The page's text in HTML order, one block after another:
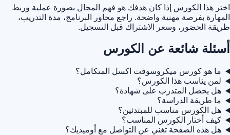
اختر هذا الكورس إذا كان هدفك هو فهم المجال بصورة عملية وربط
المهارة بفرصة مهنية واضحة. راجع محاور البرنامج، مدة التدريب،
طريقة الحضور، وسعر الاشتراك قبل التسجيل.
أسئلة شائعة عن الكورس
ما هو كورس ميكروسوفت اكسل المتكامل؟
لمن يناسب هذا الكورس؟
هل يحصل المتدرب على شهادة؟
ما طريقة الدراسة؟
هل الكورس مناسب للمبتدئين؟
كيف أختار الكورس المناسب؟
هل هذه الصفحة تغني عن التواصل مع أوميديك؟